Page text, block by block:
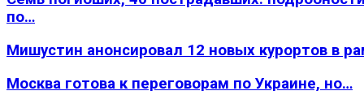
по…
Мишустин анонсировал 12 новых курортов в
Москва готова к переговорам по Украине, но…